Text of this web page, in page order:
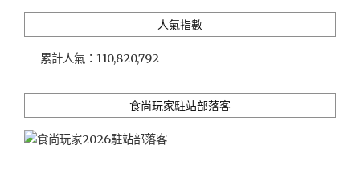
人氣指數
累計人氣： 110,820,792
食尚玩家駐站部落客